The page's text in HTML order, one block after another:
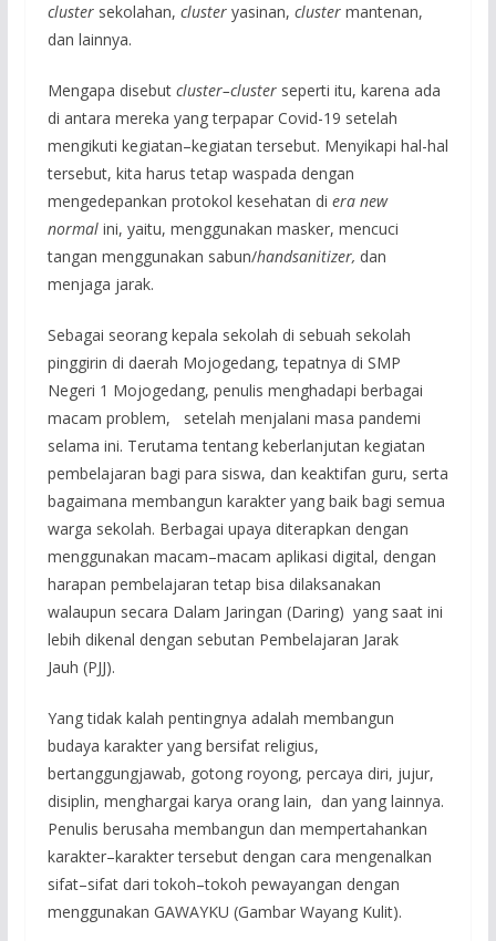
clustersekolahan, clusteryasinan, clustermantenan,
dan lainnya.
Mengapa disebut cluster–cluster seperti itu, karena ada
di antara mereka yang terpapar Covid-19 setelah
mengikuti kegiatan–kegiatan tersebut. Menyikapi hal-hal
tersebut, kita harus tetap waspada dengan
mengedepankan protokol kesehatan di era new
normalini, yaitu, menggunakan masker, mencuci
tangan menggunakan sabun/handsanitizer, dan
menjaga jarak.
Sebagai seorang kepala sekolah di sebuah sekolah
pinggirin di daerah Mojogedang, tepatnya di SMP
Negeri 1 Mojogedang, penulis menghadapi berbagai
macam problem, setelah menjalani masa pandemi
selama ini. Terutama tentang keberlanjutan kegiatan
pembelajaran bagi para siswa, dan keaktifan guru, serta
bagaimana membangun karakter yang baik bagi semua
warga sekolah. Berbagai upaya diterapkan dengan
menggunakan macam–macam aplikasi digital, dengan
harapan pembelajaran tetap bisa dilaksanakan
walaupun secara Dalam Jaringan (Daring) yang saat ini
lebih dikenal dengan sebutan Pembelajaran Jarak
Jauh (PJJ).
Yang tidak kalah pentingnya adalah membangun
budaya karakter yang bersifat religius,
bertanggungjawab, gotong royong, percaya diri, jujur,
disiplin, menghargai karya orang lain, dan yang lainnya.
Penulis berusaha membangun dan mempertahankan
karakter–karakter tersebut dengan cara mengenalkan
sifat–sifat dari tokoh–tokoh pewayangan dengan
menggunakan GAWAYKU (Gambar Wayang Kulit).